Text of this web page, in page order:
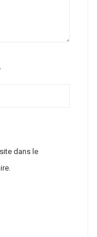
dans le